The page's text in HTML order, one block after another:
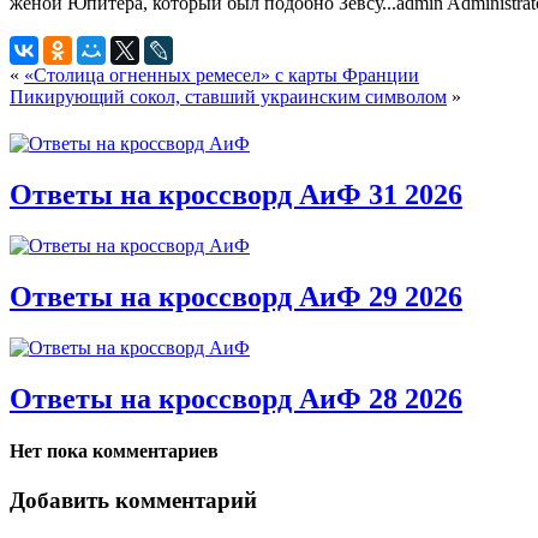
« «Столица огненных ремесел» с карты Франции
Пикирующий сокол, ставший украинским символом »
Ответы на кроссворд АиФ 31 2026
Ответы на кроссворд АиФ 29 2026
Ответы на кроссворд АиФ 28 2026
Нет пока комментариев
Добавить комментарий